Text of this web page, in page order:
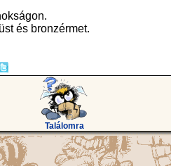
és bronzérmet.
Találomra